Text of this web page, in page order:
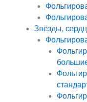
Звёзды,